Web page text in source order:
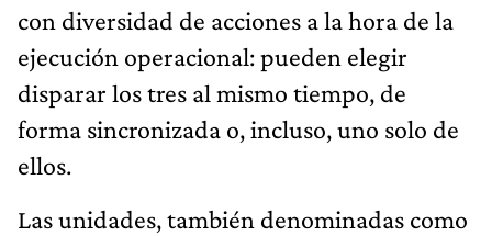
con diversidad de acciones a la hora de la
ejecución operacional: pueden elegir
disparar los tres al mismo tiempo, de
forma sincronizada o, incluso, uno solo de
ellos.
Las unidades, también denominadas como